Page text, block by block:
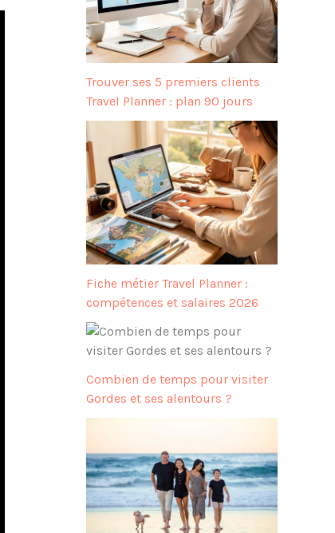
Trouver ses 5 premiers clients
Travel Planner : plan 90 jours
Fiche métier Travel Planner :
compétences et salaires 2026
Combien de temps pour visiter
Gordes et ses alentours ?